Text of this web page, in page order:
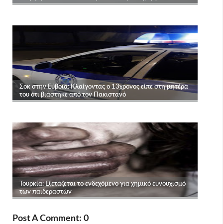
Post A Comment: 0